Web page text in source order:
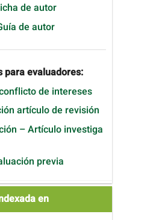
de autor
de autor
para evaluadores:
de intereses
artículo de revisión
– Artículo investiga
previa
en